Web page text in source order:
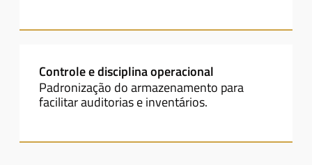
Controle e disciplina operacional
Padronização do armazenamento para
facilitar auditorias e inventários.